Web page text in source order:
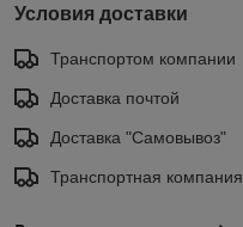
Условия доставки
Транспортом компании
Доставка почтой
Доставка "Самовывоз"
Транспортная компания